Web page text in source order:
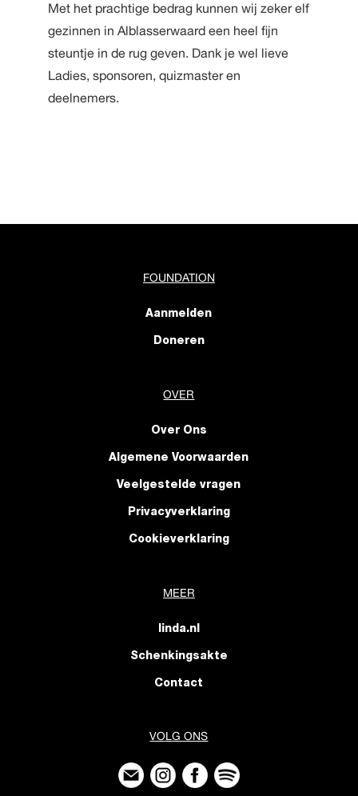
Met het prachtige bedrag kunnen wij zeker elf
gezinnen in Alblasserwaard een heel fijn
steuntje in de rug geven. Dank je wel lieve
Ladies, sponsoren, quizmaster en
deelnemers.
FOUNDATION
Aanmelden
Doneren
OVER
Over Ons
Algemene Voorwaarden
Veelgestelde vragen
Privacyverklaring
Cookieverklaring
MEER
linda.nl
Schenkingsakte
Contact
VOLG ONS